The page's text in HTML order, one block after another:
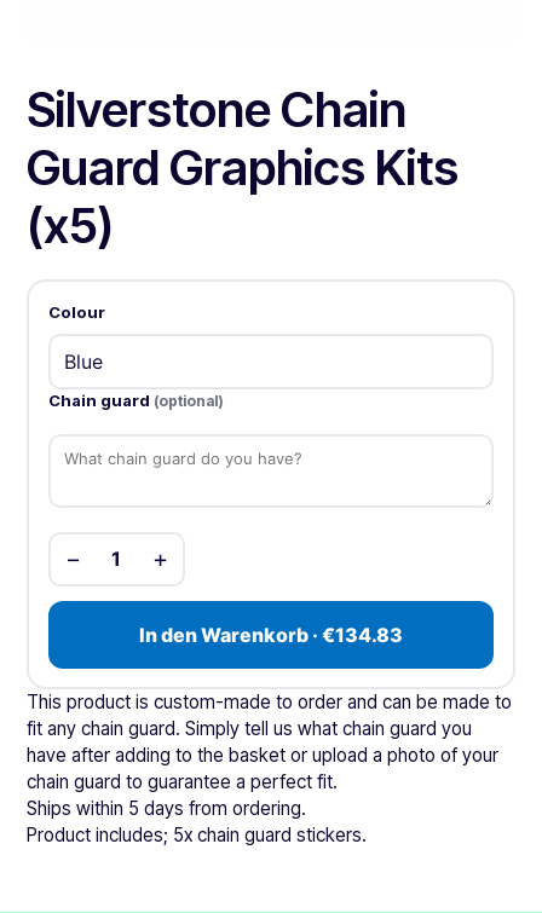
Silverstone Chain
Guard Graphics Kits
(x5)
Colour
Chain guard (optional)
− 1 +
In den Warenkorb · €134.83
This product is custom-made to order and can be made to
fit any chain guard. Simply tell us what chain guard you
have after adding to the basket or upload a photo of your
chain guard to guarantee a perfect fit.
Ships within 5 days from ordering.
Product includes; 5x chain guard stickers.